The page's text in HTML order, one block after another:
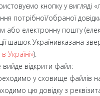
кнопку у вигляді
потрібної/обраної
або електронну пошту
шашок Українивказана
Україні»).
відкрити файл:
у сховище файлів
цю довідку з